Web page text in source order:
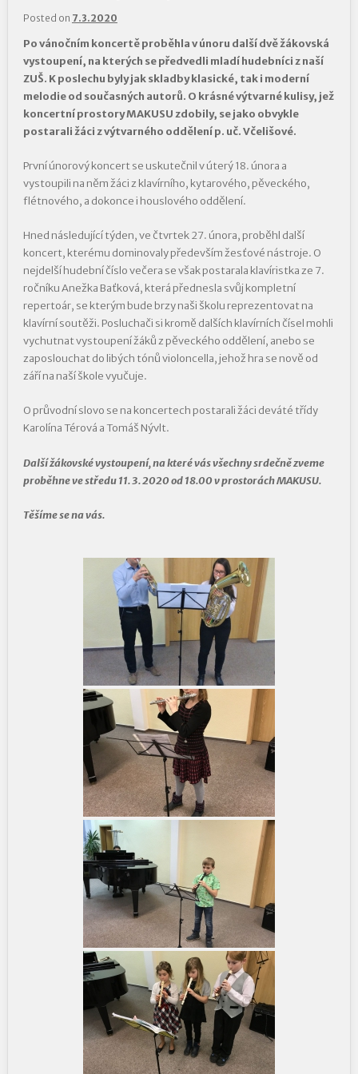
Posted on 7.3.2020
Po vánočním koncertě proběhla v únoru další dvě žákovská
vystoupení, na kterých se předvedli mladí hudebníci z naší
ZUŠ. K poslechu byly jak skladby klasické, tak i moderní
melodie od současných autorů. O krásné výtvarné kulisy, jež
koncertní prostory MAKUSU zdobily, se jako obvykle
postarali žáci z výtvarného oddělení p. uč. Včelišové.
První únorový koncert se uskutečnil v úterý 18. února a
vystoupili na něm žáci z klavírního, kytarového, pěveckého,
flétnového, a dokonce i houslového oddělení.
Hned následující týden, ve čtvrtek 27. února, proběhl další
koncert, kterému dominovaly především žesťové nástroje. O
nejdelší hudební číslo večera se však postarala klavíristka ze 7.
ročníku Anežka Baťková, která přednesla svůj kompletní
repertoár, se kterým bude brzy naši školu reprezentovat na
klavírní soutěži. Posluchači si kromě dalších klavírních čísel mohli
vychutnat vystoupení žáků z pěveckého oddělení, anebo se
zaposlouchat do libých tónů violoncella, jehož hra se nově od
září na naší škole vyučuje.
O průvodní slovo se na koncertech postarali žáci deváté třídy
Karolína Térová a Tomáš Nývlt.
Další žákovské vystoupení, na které vás všechny srdečně zveme
proběhne ve středu 11. 3. 2020 od 18.00 v prostorách MAKUSU.
Těšíme se na vás.